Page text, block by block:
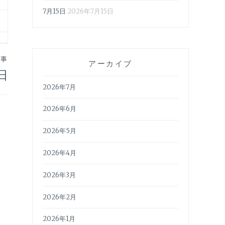
7月15日 2026年7月15日
アーカイブ
2026年7月
2026年6月
2026年5月
2026年4月
2026年3月
2026年2月
2026年1月